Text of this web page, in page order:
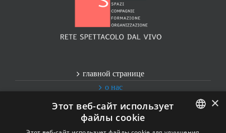
главной странице
о нас
контактные данные
Слова Благодарности
ITALIAN
×
Этот веб-сайт использует
файлы cookie